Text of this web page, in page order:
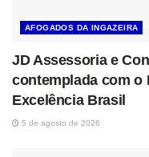
AFOGADOS DA INGAZEIRA
JD Assessoria e
contemplada com o
Excelência Brasil
5 de agosto de 2026